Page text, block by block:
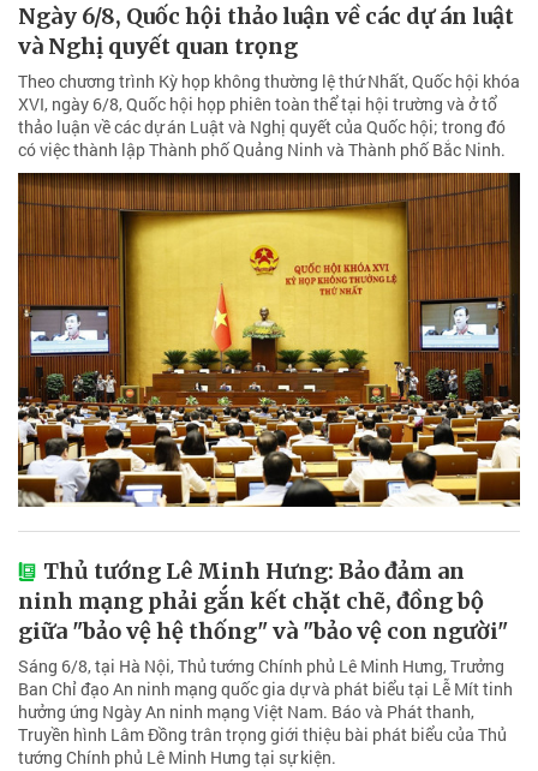
Ngày 6/8, Quốc hội thảo luận về các dự án luật
và Nghị quyết quan trọng
Theo chương trình Kỳ họp không thường lệ thứ Nhất, Quốc hội khóa
XVI, ngày 6/8, Quốc hội họp phiên toàn thể tại hội trường và ở tổ
thảo luận về các dự án Luật và Nghị quyết của Quốc hội; trong đó
có việc thành lập Thành phố Quảng Ninh và Thành phố Bắc Ninh.
Thủ tướng Lê Minh Hưng: Bảo đảm an
ninh mạng phải gắn kết chặt chẽ, đồng bộ
giữa "bảo vệ hệ thống" và "bảo vệ con người"
Sáng 6/8, tại Hà Nội, Thủ tướng Chính phủ Lê Minh Hưng, Trưởng
Ban Chỉ đạo An ninh mạng quốc gia dự và phát biểu tại Lễ Mít tinh
hưởng ứng Ngày An ninh mạng Việt Nam. Báo và Phát thanh,
Truyền hình Lâm Đồng trân trọng giới thiệu bài phát biểu của Thủ
tướng Chính phủ Lê Minh Hưng tại sự kiện.